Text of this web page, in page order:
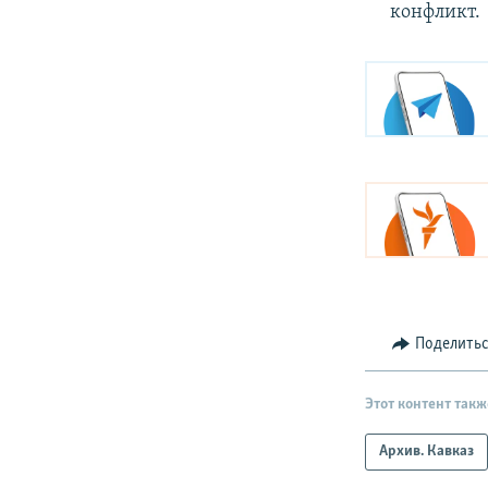
конфликт.
Этот контент
Архив. Кавказ